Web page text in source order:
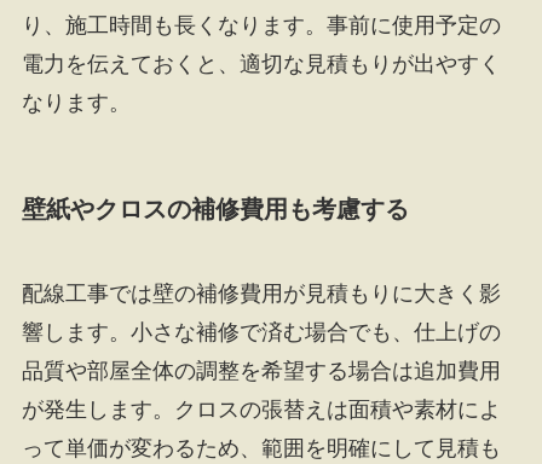
り、施工時間も長くなります。事前に使用予定の
電力を伝えておくと、適切な見積もりが出やすく
なります。
壁紙やクロスの補修費用も考慮する
配線工事では壁の補修費用が見積もりに大きく影
響します。小さな補修で済む場合でも、仕上げの
品質や部屋全体の調整を希望する場合は追加費用
が発生します。クロスの張替えは面積や素材によ
って単価が変わるため、範囲を明確にして見積も